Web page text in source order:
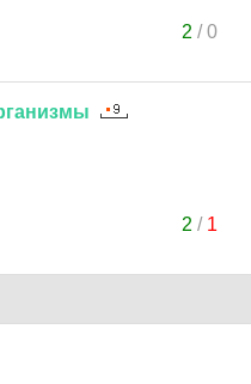
2 /0
2 / 1